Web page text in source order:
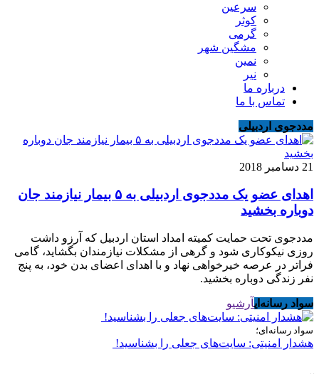
سرعین
کوثر
گرمی
مشگین شهر
نمین
نیر
درباره ما
تماس با ما
مددجوی اردبیلی
21 دسامبر 2018
اهدای عضو یک مددجوی اردبیلی به ۵ بیمار نیازمند جان
دوباره بخشید
مددجوی تحت حمایت کمیته امداد استان اردبیل که آرزو داشت
روزی نیکوکاری شود و گرهی از مشکلات نیازمندان بگشاید، گامی
فراتر در عرصه خیرخواهی نهاد و با اهدای اعضای بدن خود، به پنج
نفر زندگی دوباره بخشید.
سواد رسانه‌ایآرشیو
سواد رسانه‌ای؛
هشدار امنیتی: سایت‌های جعلی را بشناسید!